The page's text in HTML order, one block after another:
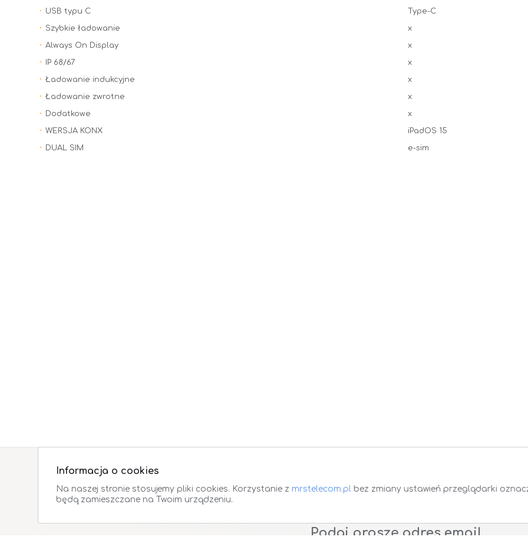
USB typu C Type-C
Szybkie ładowanie x
Always On Display x
IP 68/67 x
Ładowanie indukcyjne x
Ładowanie zwrotne x
Dodatkowe x
WERSJA KONX iPadOS 15
DUAL SIM e-sim
Zapisz się do
Podaj proszę adres email
Informacja o cookies
Na naszej stronie stosujemy pliki cookies. Korzystanie z mrstelecom.plbez zmiany ustawień przeglądarki
będą zamieszczane na Twoim urządzeniu.